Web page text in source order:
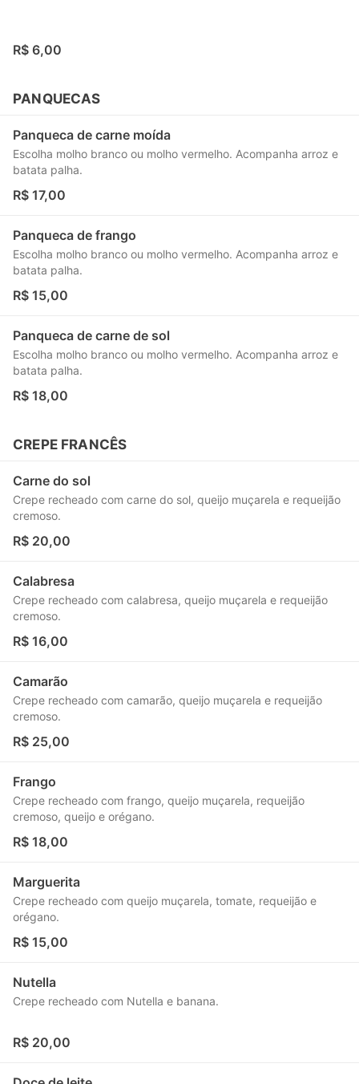
R$ 6,00
PANQUECAS
Panqueca de carne moída
Escolha molho branco ou molho vermelho. Acompanha arroz e
batata palha.
R$ 17,00
Panqueca de frango
Escolha molho branco ou molho vermelho. Acompanha arroz e
batata palha.
R$ 15,00
Panqueca de carne de sol
Escolha molho branco ou molho vermelho. Acompanha arroz e
batata palha.
R$ 18,00
CREPE FRANCÊS
Carne do sol
Crepe recheado com carne do sol, queijo muçarela e requeijão
cremoso.
R$ 20,00
Calabresa
Crepe recheado com calabresa, queijo muçarela e requeijão
cremoso.
R$ 16,00
Camarão
Crepe recheado com camarão, queijo muçarela e requeijão
cremoso.
R$ 25,00
Frango
Crepe recheado com frango, queijo muçarela, requeijão
cremoso, queijo e orégano.
R$ 18,00
Marguerita
Crepe recheado com queijo muçarela, tomate, requeijão e
orégano.
R$ 15,00
Nutella
Crepe recheado com Nutella e banana.
R$ 20,00